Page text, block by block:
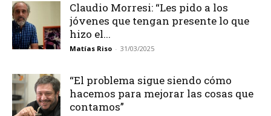
Claudio Morresi: “Les pido a los
jóvenes que tengan presente lo que
hizo el...
Matías Riso - 31/03/2025
“El problema sigue siendo cómo
hacemos para mejorar las cosas que
contamos”